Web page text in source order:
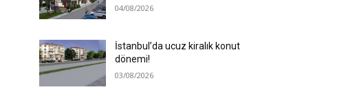
04/08/2026
İstanbul’da ucuz kiralık konut
dönemi!
03/08/2026